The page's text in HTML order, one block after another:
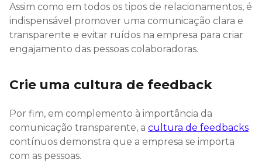
Assim como em todos os tipos de relacionamentos, é
indispensável promover uma comunicação clara e
transparente e evitar ruídos na empresa para criar
engajamento das pessoas colaboradoras.
Crie uma cultura de feedback
Por fim, em complemento à importância da
comunicação transparente, a cultura de feedbacks
contínuos demonstra que a empresa se importa
com as pessoas.